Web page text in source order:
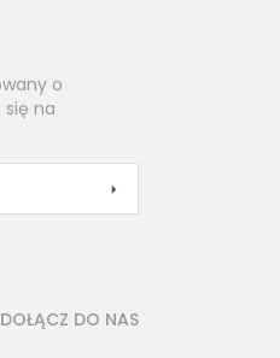
o
na
DOŁĄCZ DO NAS